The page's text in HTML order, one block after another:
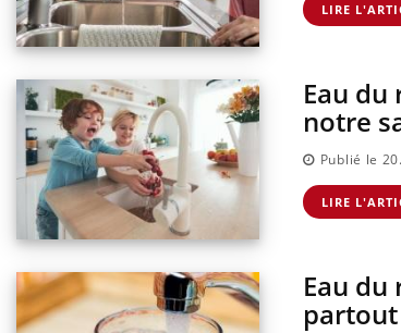
LIRE
Eau
notre
Publié le
LIRE
Eau
partout